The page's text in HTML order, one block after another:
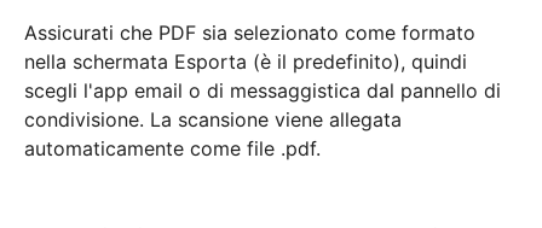
Assicurati che PDF sia selezionato come formato
nella schermata Esporta (è il predefinito), quindi
scegli l'app email o di messaggistica dal pannello di
condivisione. La scansione viene allegata
automaticamente come file .pdf.